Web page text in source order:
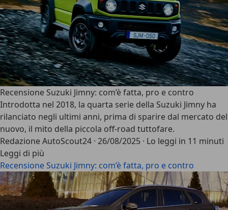
Recensione Suzuki Jimny: com’è fatta, pro e contro
Introdotta nel 2018, la quarta serie della Suzuki Jimny ha
rilanciato negli ultimi anni, prima di sparire dal mercato del
nuovo, il mito della piccola off-road tuttofare.
Redazione AutoScout24 · 26/08/2025 · Lo leggi in 11 minuti
Leggi di più
Recensione Suzuki Jimny: com’è fatta, pro e contro